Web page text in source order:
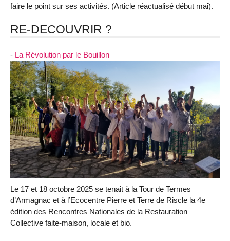
faire le point sur ses activités. (Article réactualisé début mai).
RE-DECOUVRIR ?
- La Révolution par le Bouillon
Le 17 et 18 octobre 2025 se tenait à la Tour de Termes
d’Armagnac et à l’Ecocentre Pierre et Terre de Riscle la 4e
édition des Rencontres Nationales de la Restauration
Collective faite-maison, locale et bio.